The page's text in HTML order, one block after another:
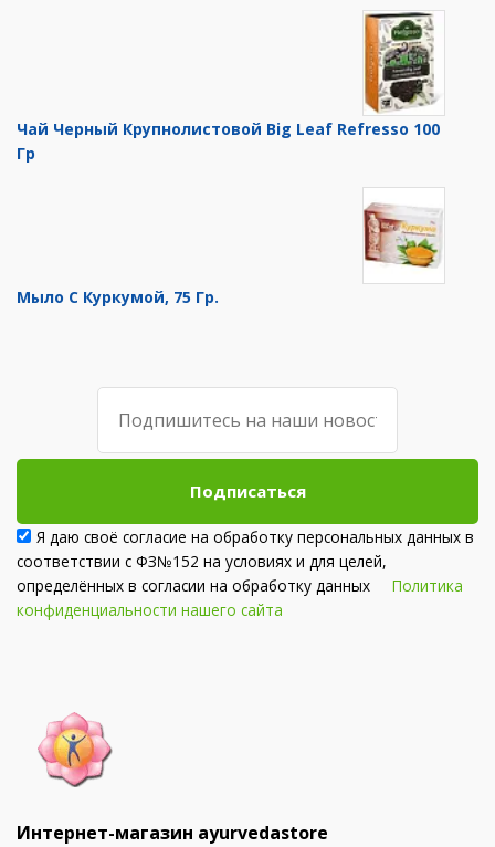
Чай Черный Крупнолистовой Big Leaf Refresso 100
Гр
Мыло С Куркумой, 75 Гр.
Подписаться
Я даю своё согласие на обработку персональных данных в
соответствии с ФЗ№152 на условиях и для целей,
определённых в согласии на обработку данных Политика
конфиденциальности нашего сайта
Интернет-магазин ayurvedastore